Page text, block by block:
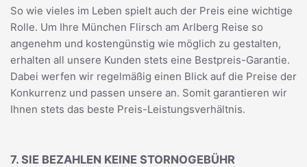
So wie vieles im Leben spielt auch der Preis eine wichtige
Rolle. Um Ihre München Flirsch am Arlberg Reise so
angenehm und kostengünstig wie möglich zu gestalten,
erhalten all unsere Kunden stets eine Bestpreis-Garantie.
Dabei werfen wir regelmäßig einen Blick auf die Preise der
Konkurrenz und passen unsere an. Somit garantieren wir
Ihnen stets das beste Preis-Leistungsverhältnis.
7. SIE BEZAHLEN KEINE STORNOGEBÜHR